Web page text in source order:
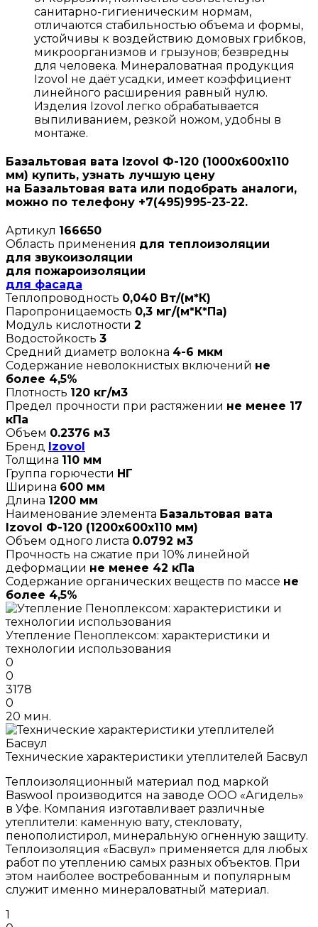
санитарно-гигиеническим нормам,
отличаются стабильностью объема и формы,
устойчивы к воздействию домовых грибков,
микроорганизмов и грызунов; безвредны
для человека. Минераловатная продукция
Izovol не даёт усадки, имеет коэффициент
линейного расширения равный нулю.
Изделия Izovol легко обрабатывается
выпиливанием, резкой ножом, удобны в
монтаже.
Базальтовая вата Izovol Ф-120 (1000х600х110
мм) купить, узнать лучшую цену
на Базальтовая вата или подобрать аналоги,
можно по телефону +7(495)995-23-22.
Артикул 166650
Область применения для теплоизоляции
для звукоизоляции
для пожароизоляции
для фасада
Теплопроводность 0,040 Вт/(м*К)
Паропроницаемость 0,3 мг/(м*К*Па)
Модуль кислотности 2
Водостойкость 3
Средний диаметр волокна 4-6 мкм
Содержание неволокнистых включений не
более 4,5%
Плотность 120 кг/м3
Предел прочности при растяжении не менее 17
кПа
Объем 0.2376 м3
Бренд Izovol
Толщина 110 мм
Группа горючести НГ
Ширина 600 мм
Длина 1200 мм
Наименование элемента Базальтовая вата
Izovol Ф-120 (1200х600х110 мм)
Объем одного листа 0.0792 м3
Прочность на сжатие при 10% линейной
деформации не менее 42 кПа
Содержание органических веществ по массе не
более 4,5%
Утепление Пеноплексом: характеристики и
технологии использования
0
0
3178
0
20 мин.
Технические характеристики утеплителей Басвул
Теплоизоляционный материал под маркой
Baswool производится на заводе ООО «Агидель»
в Уфе. Компания изготавливает различные
утеплители: каменную вату, стекловату,
пенополистирол, минеральную огненную защиту.
Теплоизоляция «Басвул» применяется для любых
работ по утеплению самых разных объектов. При
этом наиболее востребованным и популярным
служит именно минераловатный материал.
1